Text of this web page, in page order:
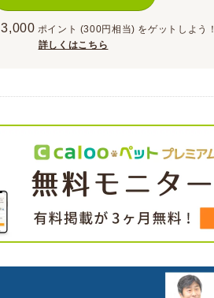
3,000 ポイント (300円相当) をゲットしよう！
詳しくはこちら